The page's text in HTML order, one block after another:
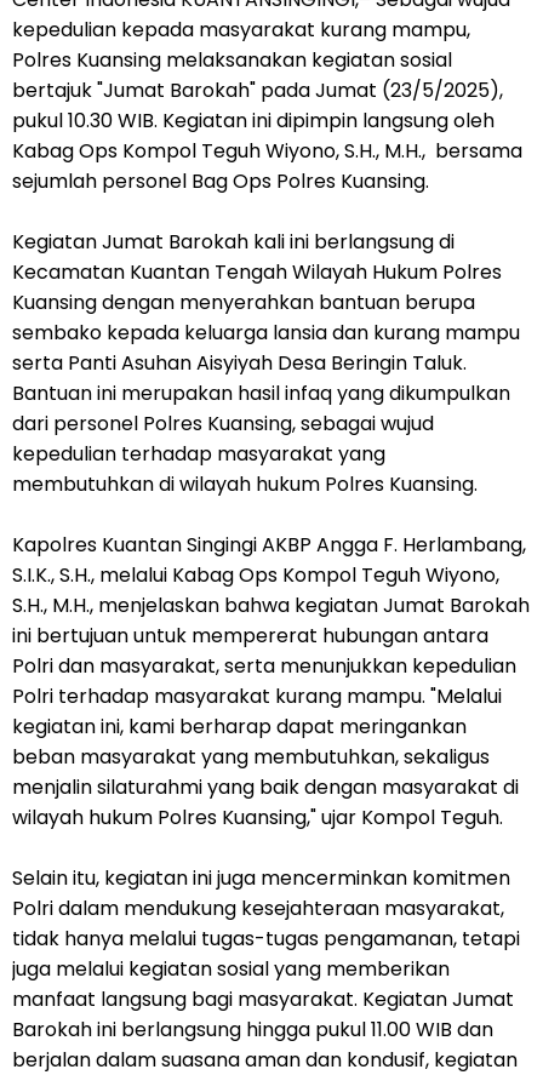
kepedulian kepada masyarakat kurang mampu,
Polres Kuansing melaksanakan kegiatan sosial
bertajuk "Jumat Barokah" pada Jumat (23/5/2025),
pukul 10.30 WIB. Kegiatan ini dipimpin langsung oleh
Kabag Ops Kompol Teguh Wiyono, S.H., M.H., bersama
sejumlah personel Bag Ops Polres Kuansing.
Kegiatan Jumat Barokah kali ini berlangsung di
Kecamatan Kuantan Tengah Wilayah Hukum Polres
Kuansing dengan menyerahkan bantuan berupa
sembako kepada keluarga lansia dan kurang mampu
serta Panti Asuhan Aisyiyah Desa Beringin Taluk.
Bantuan ini merupakan hasil infaq yang dikumpulkan
dari personel Polres Kuansing, sebagai wujud
kepedulian terhadap masyarakat yang
membutuhkan di wilayah hukum Polres Kuansing.
Kapolres Kuantan Singingi AKBP Angga F. Herlambang,
S.I.K., S.H., melalui Kabag Ops Kompol Teguh Wiyono,
S.H., M.H., menjelaskan bahwa kegiatan Jumat Barokah
ini bertujuan untuk mempererat hubungan antara
Polri dan masyarakat, serta menunjukkan kepedulian
Polri terhadap masyarakat kurang mampu. "Melalui
kegiatan ini, kami berharap dapat meringankan
beban masyarakat yang membutuhkan, sekaligus
menjalin silaturahmi yang baik dengan masyarakat di
wilayah hukum Polres Kuansing," ujar Kompol Teguh.
Selain itu, kegiatan ini juga mencerminkan komitmen
Polri dalam mendukung kesejahteraan masyarakat,
tidak hanya melalui tugas-tugas pengamanan, tetapi
juga melalui kegiatan sosial yang memberikan
manfaat langsung bagi masyarakat. Kegiatan Jumat
Barokah ini berlangsung hingga pukul 11.00 WIB dan
berjalan dalam suasana aman dan kondusif, kegiatan